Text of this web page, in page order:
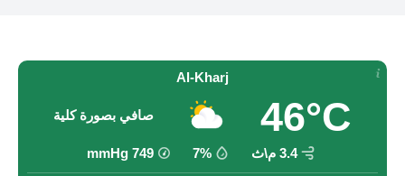
Al-Kharj
46°C صافي بصورة كلية
3.4 م\ث 7%
749
mmHg